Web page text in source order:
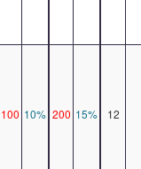
100 10% 200 15% 12